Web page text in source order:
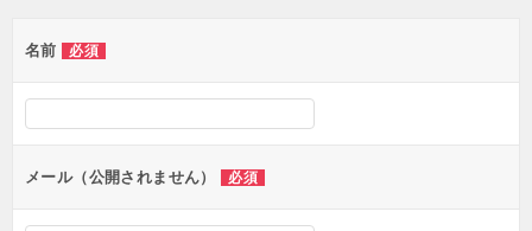
ー
シ
ン
名前 必須
メール（公開されません） 必須